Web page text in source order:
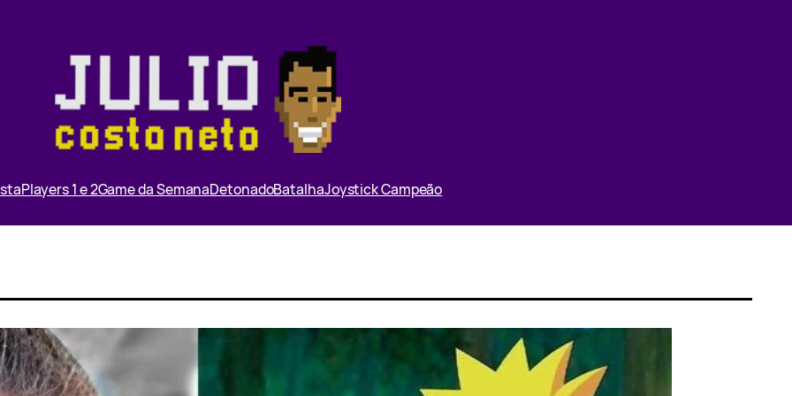
Players 1 e 2Game da SemanaDetonadoBatalhaJoystick Campeão